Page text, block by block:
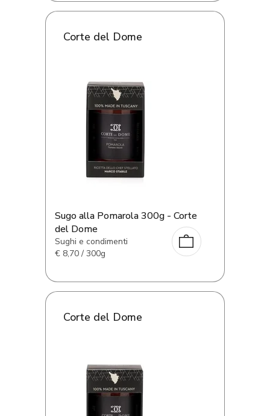
Corte del Dome
Sugo alla Pomarola 300g - Corte
del Dome
Sughi e condimenti
€ 8,70 / 300g
Corte del Dome